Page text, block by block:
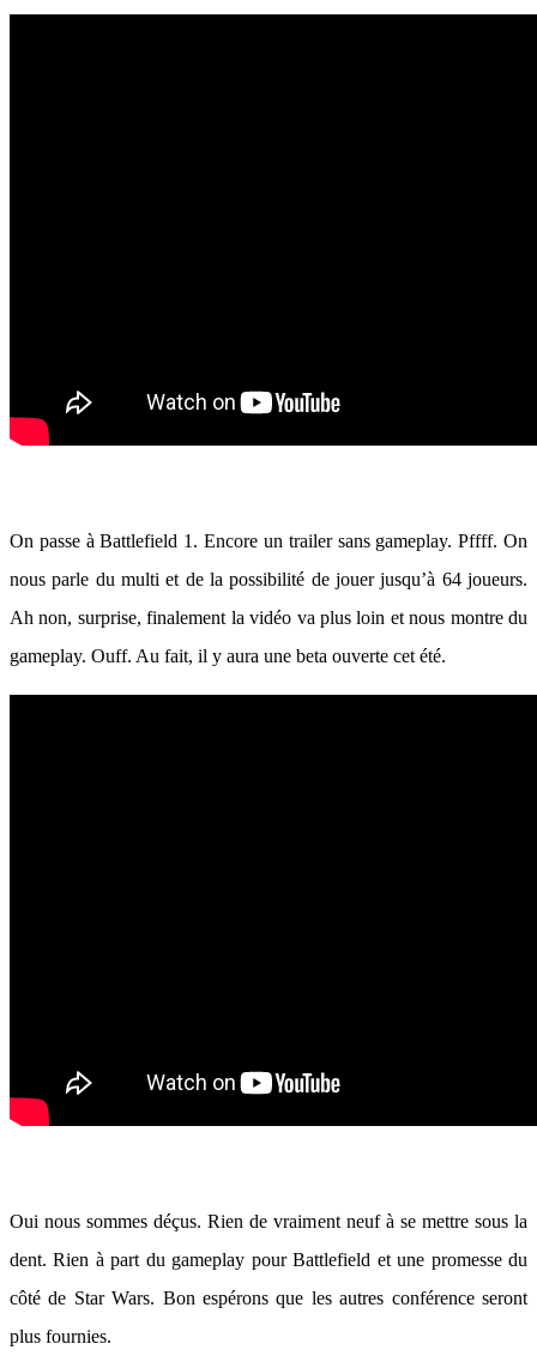
On passe à Battlefield 1. Encore un trailer sans gameplay. Pffff. On
nous parle du multi et de la possibilité de jouer jusqu’à 64 joueurs.
Ah non, surprise, finalement la vidéo va plus loin et nous montre du
gameplay. Ouff. Au fait, il y aura une beta ouverte cet été.
Oui nous sommes déçus. Rien de vraiment neuf à se mettre sous la
dent. Rien à part du gameplay pour Battlefield et une promesse du
côté de Star Wars. Bon espérons que les autres conférence seront
plus fournies.